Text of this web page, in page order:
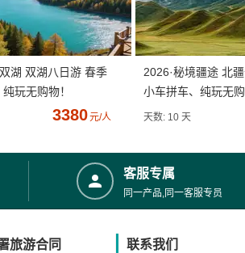
湖 双湖八日游 春季
玩无购物！
3380元/人
2026·秘境疆途 北
小车拼车、纯玩无购
天数: 10 天
客服专属
同一产品,同一客服专员
旅游合同 联系我们